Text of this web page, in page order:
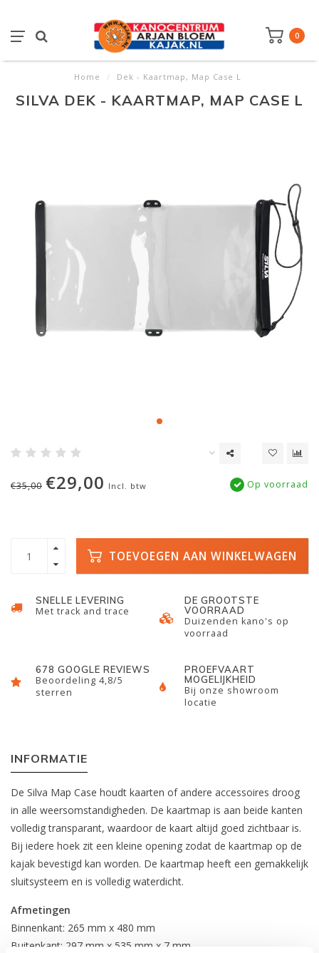
0
Home / Dek - Kaartmap, Map Case L
SILVA DEK - KAARTMAP, MAP CASE L
€35,00 €29,00 Incl. btw Op voorraad
TOEVOEGEN AAN WINKELWAGEN
SNELLE LEVERING
Met track and trace
DE GROOTSTE
VOORRAAD
Duizenden kano's op
voorraad
678 GOOGLE REVIEWS
Beoordeling 4,8/5
sterren
PROEFVAART
MOGELIJKHEID
Bij onze showroom
locatie
INFORMATIE
De Silva Map Case houdt kaarten of andere accessoires droog
in alle weersomstandigheden. De kaartmap is aan beide kanten
volledig transparant, waardoor de kaart altijd goed zichtbaar is.
Bij iedere hoek zit een kleine opening zodat de kaartmap op de
kajak bevestigd kan worden. De kaartmap heeft een gemakkelijk
sluitsysteem en is volledig waterdicht.
Afmetingen
Binnenkant: 265 mm x 480 mm
Buitenkant: 297 mm x 535 mm x 7 mm